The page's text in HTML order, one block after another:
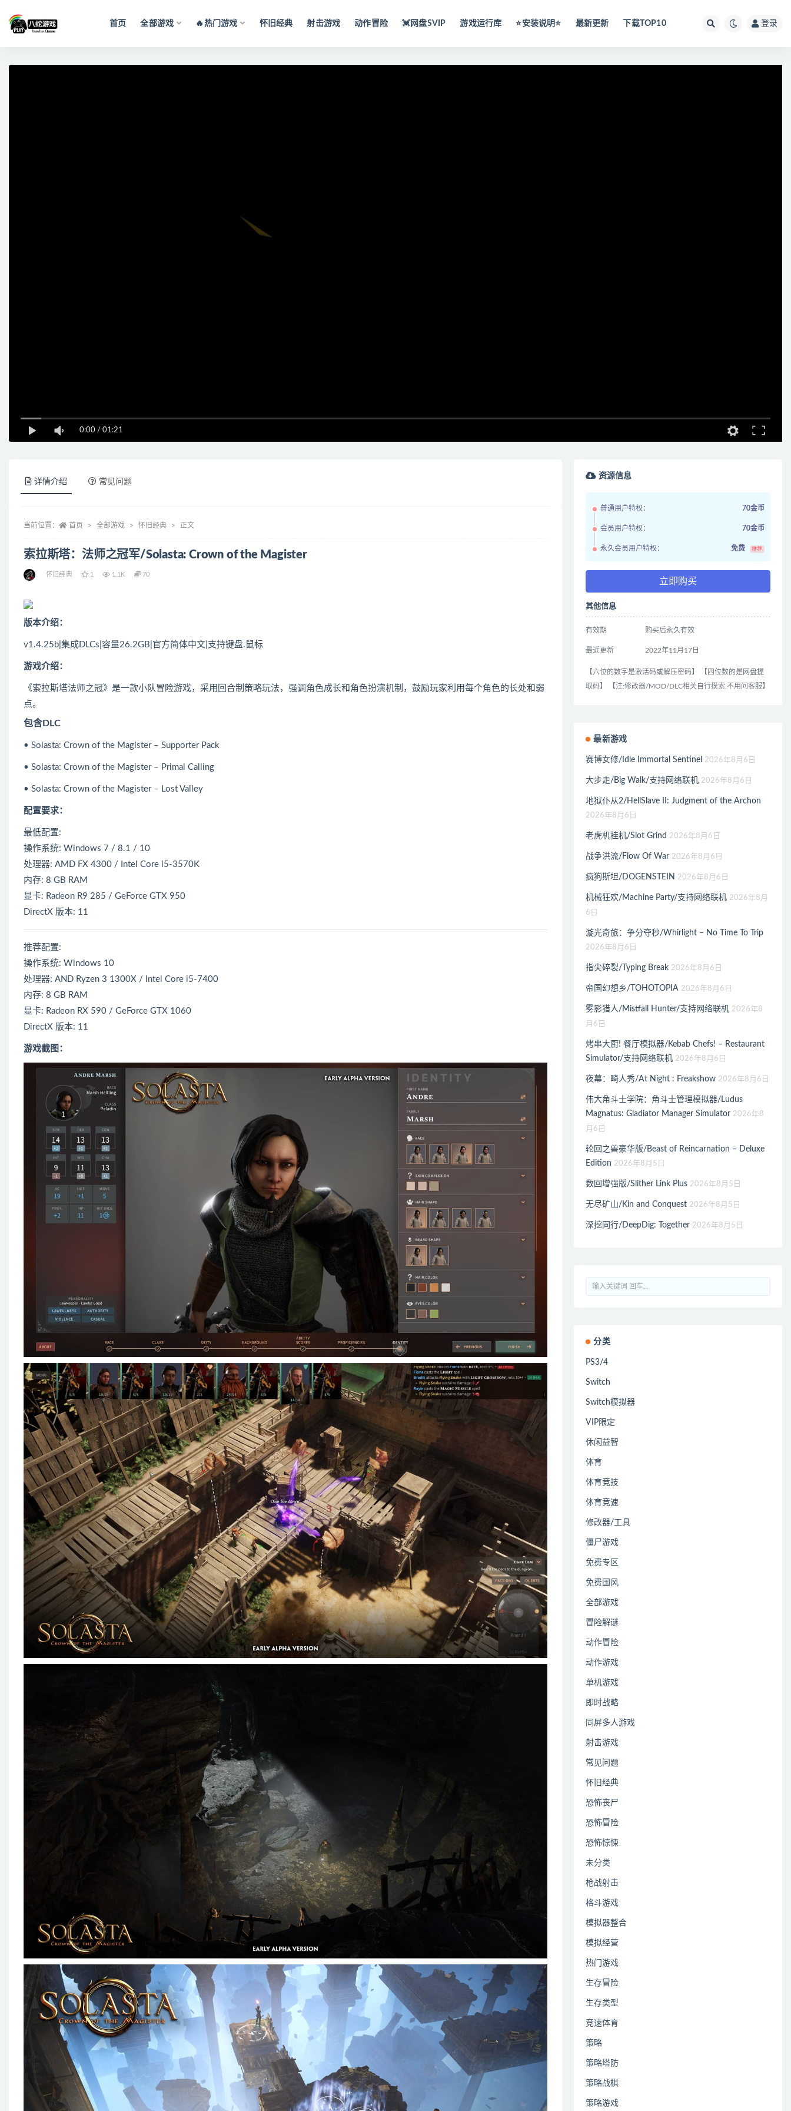
首页 全部游戏 🔥热门游戏 怀旧经典 射击游戏 动作冒险 💓网盘SVIP 游戏运行库 ⭐️安装说明⭐️ 最新更新 下载TOP10 登录
0:00 / 01:21
详情介绍 常见问题
当前位置： 首页 全部游戏 怀旧经典 正文
索拉斯塔：法师之冠军/Solasta: Crown of the Magister
怀旧经典 1 1.1K 70
版本介绍：
v1.4.25b|集成DLCs|容量26.2GB|官方简体中文|支持键盘.鼠标
游戏介绍：
《索拉斯塔法师之冠》是一款小队冒险游戏，采用回合制策略玩法，强调角色成长和角色扮演机制，鼓励玩家利用每个角色的长处和弱
点。
包含DLC
• Solasta: Crown of the Magister – Supporter Pack
• Solasta: Crown of the Magister – Primal Calling
• Solasta: Crown of the Magister – Lost Valley
配置要求：
最低配置:
操作系统: Windows 7 / 8.1 / 10
处理器: AMD FX 4300 / Intel Core i5-3570K
内存: 8 GB RAM
显卡: Radeon R9 285 / GeForce GTX 950
DirectX 版本: 11
推荐配置:
操作系统: Windows 10
处理器: AND Ryzen 3 1300X / Intel Core i5-7400
内存: 8 GB RAM
显卡: Radeon RX 590 / GeForce GTX 1060
DirectX 版本: 11
游戏截图：
资源信息
普通用户特权： 70金币
会员用户特权： 70金币
永久会员用户特权： 免费 推荐
立即购买
其他信息
有效期 购买后永久有效
最近更新 2022年11月17日
【六位的数字是激活码或解压密码】 【四位数的是网盘提
取码】 【注:修改器/MOD/DLC相关自行摸索,不用问客服】
最新游戏
赛博女修/Idle Immortal Sentinel 2026年8月6日
大步走/Big Walk/支持网络联机 2026年8月6日
地狱仆从2/HellSlave II: Judgment of the Archon
2026年8月6日
老虎机挂机/Slot Grind 2026年8月6日
战争洪流/Flow Of War 2026年8月6日
疯狗斯坦/DOGENSTEIN 2026年8月6日
机械狂欢/Machine Party/支持网络联机 2026年8月
6日
漩光奇旅：争分夺秒/Whirlight – No Time To Trip
2026年8月6日
指尖碎裂/Typing Break 2026年8月6日
帝国幻想乡/TOHOTOPIA 2026年8月6日
雾影猎人/Mistfall Hunter/支持网络联机 2026年8
月6日
烤串大厨! 餐厅模拟器/Kebab Chefs! – Restaurant
Simulator/支持网络联机 2026年8月6日
夜幕：畸人秀/At Night : Freakshow 2026年8月6日
伟大角斗士学院：角斗士管理模拟器/Ludus
Magnatus: Gladiator Manager Simulator 2026年8
月6日
轮回之兽豪华版/Beast of Reincarnation – Deluxe
Edition 2026年8月5日
数回增强版/Slither Link Plus 2026年8月5日
无尽矿山/Kin and Conquest 2026年8月5日
深挖同行/DeepDig: Together 2026年8月5日
分类
PS3/4
Switch
Switch模拟器
VIP限定
休闲益智
体育
体育竞技
体育竞速
修改器/工具
僵尸游戏
免费专区
免费国风
全部游戏
冒险解谜
动作冒险
动作游戏
单机游戏
即时战略
同屏多人游戏
射击游戏
常见问题
怀旧经典
恐怖丧尸
恐怖冒险
恐怖惊悚
未分类
枪战射击
格斗游戏
模拟器整合
模拟经营
热门游戏
生存冒险
生存类型
竞速体育
策略
策略塔防
策略战棋
策略游戏